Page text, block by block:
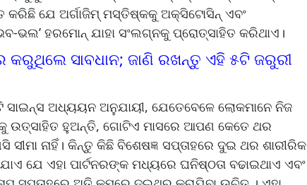
ଯେ ଅର୍ଗାଜିମ୍ ମସ୍ତିଷ୍କକୁ ଅକ୍ସିଟୋସିନ୍ ଏବଂ
ଭଲ’ ହରମୋନ୍ ଯାହା ସଂଲଗ୍ନକୁ ପ୍ରୋତ୍ସାହିତ କରିଥାଏ।
ସାବଧାନ; ଜାଣି ରଖନ୍ତୁ ଏହି ୫ଟି ଜରୁରୀ
ସାଇନ୍ସ ଅଧ୍ୟୟନ ଅନୁଯାୟୀ, ଯେତେବେଳେ ଲୋକମାନେ ନିଜ
ଉତ୍ସାହିତ ହୁଅନ୍ତି, ଗୋଟିଏ ମାସରେ ଆପଣ କେତେ ଥର
ସୀମା ନାହିଁ। କିନ୍ତୁ କିଛି ବିଶେଷଜ୍ଞ ସପ୍ତାହରେ ଦୁଇ ଥର ଶାରୀରିକ
ଯେ ଏହା ପାର୍ଟନରଙ୍କ ମଧ୍ୟରେ ଘନିଷ୍ଠତା ବଢାଇଥାଏ ଏବଂ